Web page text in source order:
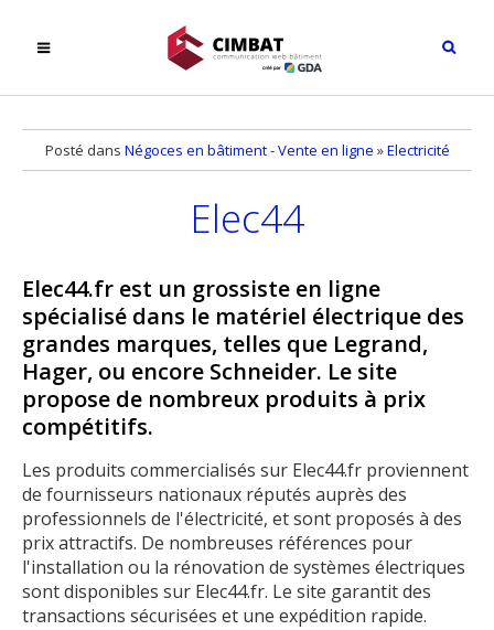
Posté dans Négoces en bâtiment - Vente en ligne »Electricité
Elec44
Elec44.fr est un grossiste en ligne
spécialisé dans le matériel électrique des
grandes marques, telles que Legrand,
Hager, ou encore Schneider. Le site
propose de nombreux produits à prix
compétitifs.
Les produits commercialisés sur Elec44.fr proviennent
de fournisseurs nationaux réputés auprès des
professionnels de l'électricité, et sont proposés à des
prix attractifs. De nombreuses références pour
l'installation ou la rénovation de systèmes électriques
sont disponibles sur Elec44.fr. Le site garantit des
transactions sécurisées et une expédition rapide.